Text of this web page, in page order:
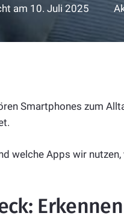
am 10. Juli 2025
Smartphones zum
welche Apps wir